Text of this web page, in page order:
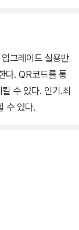
그레이드 실용반
다. QR코드를 통
수 있다. 인기.최
수 있다.